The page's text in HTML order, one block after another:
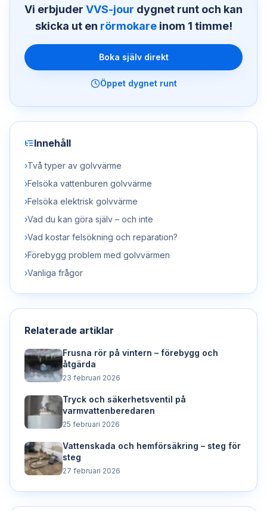
Vi erbjuder VVS-jour dygnet runt och kan
skicka ut en rörmokareinom 1 timme!
Boka själv direkt
Öppet dygnet runt
Innehåll
›Två typer av golvvärme
›Felsöka vattenburen golvvärme
›Felsöka elektrisk golvvärme
›Vad du kan göra själv – och inte
›Vad kostar felsökning och reparation?
›Förebygg problem med golvvärmen
›Vanliga frågor
Relaterade artiklar
Frusna rör på vintern – förebygg och
åtgärda
23 februari 2026
Tryck och säkerhetsventil på
varmvattenberedaren
25 februari 2026
Vattenskada och hemförsäkring – steg för
steg
27 februari 2026